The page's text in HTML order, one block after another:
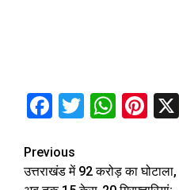
Facebook
Twitter
Continue
Reading
Previous
उत्तराखंड में 92 करोड़ का घोटाला,